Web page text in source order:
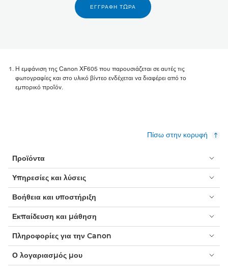
ΕΓΓΡΑΦΉ ΤΏΡΑ
Η εμφάνιση της Canon XF605 που παρουσιάζεται σε αυτές τις
φωτογραφίες και στο υλικό βίντεο ενδέχεται να διαφέρει από το
εμπορικό προϊόν.
Πίσω στην κορυφή
Προϊόντα
Υπηρεσίες και λύσεις
Βοήθεια και υποστήριξη
Εκπαίδευση και μάθηση
Πληροφορίες για την Canon
Ο λογαριασμός μου